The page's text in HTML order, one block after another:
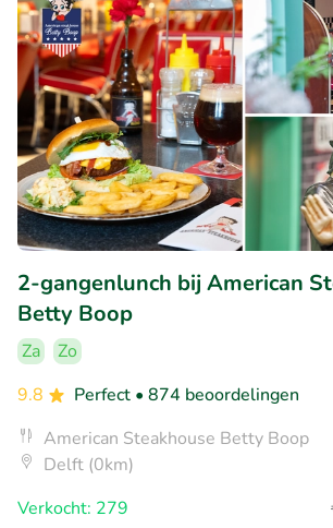
2-gangenlunch bij American
Betty Boop
Za
Zo
9.8
Perfect • 874 beoordelingen
American Steakhouse Betty Boop
Delft (0km)
Verkocht: 279